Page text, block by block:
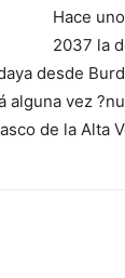
Hace
2037 la
desde
alguna vez
de la Alta